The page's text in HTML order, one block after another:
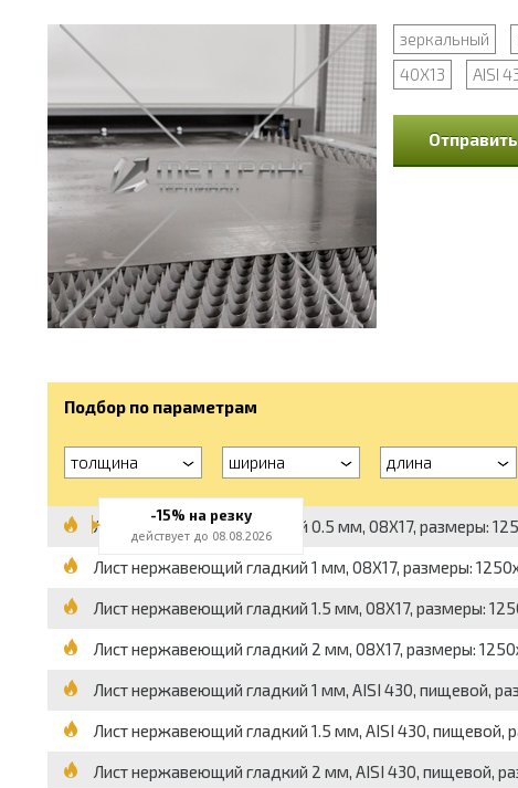
зеркальный
40Х13
AISI
Подбор по параметрам
толщина ширина длина
Лист нержавеющий гладкий 0.5 мм, 08Х17, размеры:
Лист нержавеющий гладкий 1 мм, 08Х17, размеры:
Лист нержавеющий гладкий 1.5 мм, 08Х17, размеры:
Лист нержавеющий гладкий 2 мм, 08Х17, размеры:
Лист нержавеющий гладкий 1 мм, AISI 430, пищевой,
Лист нержавеющий гладкий 1.5 мм, AISI 430, пищевой,
Лист нержавеющий гладкий 2 мм, AISI 430, пищевой,
-15% на резку
действует до 08.08.2026